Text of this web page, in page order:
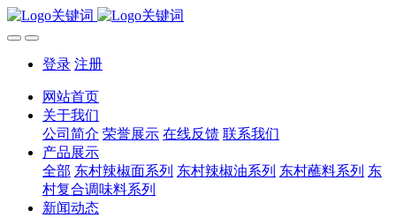
登录 注册
网站首页
关于我们
公司简介 荣誉展示 在线反馈 联系我们
产品展示
全部 东村辣椒面系列 东村辣椒油系列 东村蘸料系列 东
村复合调味料系列
新闻动态